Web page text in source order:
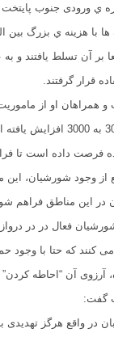
ي ورودی جنوب
ها با هزینه ي بزرگ بین
بر آن تسلط یافتند و
قرار گرفتند.
و همراهان او از
از 300 به 3000
فرصت داده است تا
از وجود شورشیان، این
در این مناطق فراهم
فعال در در
کنند که حتا با وجود
آرزوی آن “احاطه
گفت:
در واقع هرگز تهدیدی